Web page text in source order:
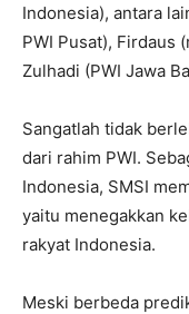
Indonesia), antara
PWI Pusat), Firdaus
Zulhadi (PWI Jawa
Sangatlah tidak
dari rahim PWI.
Indonesia, SMSI
yaitu menegakkan
rakyat Indonesia.
Meski berbeda